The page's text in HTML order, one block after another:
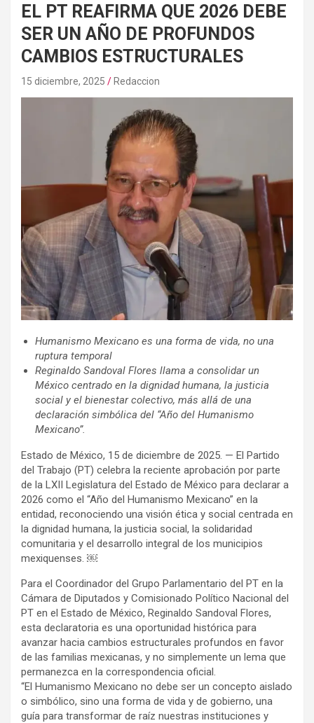
EL PT REAFIRMA QUE 2026 DEBE
SER UN AÑO DE PROFUNDOS
CAMBIOS ESTRUCTURALES
15 diciembre, 2025 Redaccion
Humanismo Mexicano es una forma de vida, no una
ruptura temporal
Reginaldo Sandoval Flores llama a consolidar un
México centrado en la dignidad humana, la justicia
social y el bienestar colectivo, más allá de una
declaración simbólica del “Año del Humanismo
Mexicano”.
Estado de México, 15 de diciembre de 2025. — El Partido
del Trabajo (PT) celebra la reciente aprobación por parte
de la LXII Legislatura del Estado de México para declarar a
2026 como el “Año del Humanismo Mexicano” en la
entidad, reconociendo una visión ética y social centrada en
la dignidad humana, la justicia social, la solidaridad
comunitaria y el desarrollo integral de los municipios
mexiquenses. ￼
Para el Coordinador del Grupo Parlamentario del PT en la
Cámara de Diputados y Comisionado Político Nacional del
PT en el Estado de México, Reginaldo Sandoval Flores,
esta declaratoria es una oportunidad histórica para
avanzar hacia cambios estructurales profundos en favor
de las familias mexicanas, y no simplemente un lema que
permanezca en la correspondencia oficial.
“El Humanismo Mexicano no debe ser un concepto aislado
o simbólico, sino una forma de vida y de gobierno, una
guía para transformar de raíz nuestras instituciones y